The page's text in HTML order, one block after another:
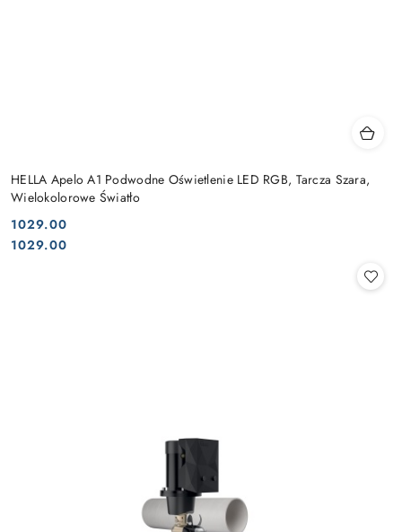
HELLA Apelo A1 Podwodne Oświetlenie LED RGB, Tarcza Szara,
Wielokolorowe Światło
Cena:
1029.00
Cena:
1029.00